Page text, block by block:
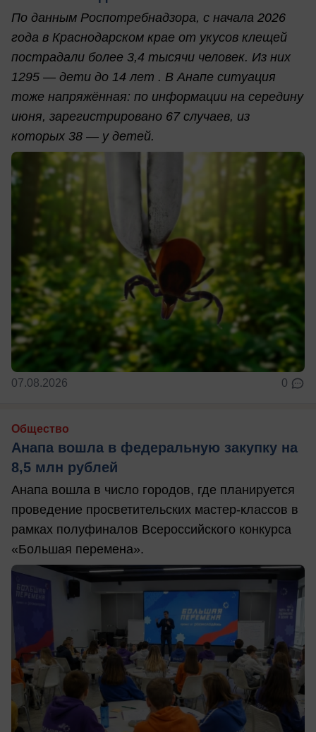
По данным Роспотребнадзора, с начала 2026
года в Краснодарском крае от укусов клещей
пострадали более 3,4 тысячи человек. Из них
1295 — дети до 14 лет . В Анапе ситуация
тоже напряжённая: по информации на середину
июня, зарегистрировано 67 случаев, из
которых 38 — у детей.
07.08.2026 0
Общество
Анапа вошла в федеральную закупку на
8,5 млн рублей
Анапа вошла в число городов, где планируется
проведение просветительских мастер-классов в
рамках полуфиналов Всероссийского конкурса
«Большая перемена».